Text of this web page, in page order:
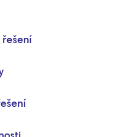
řešení